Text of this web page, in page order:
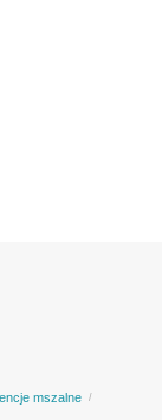
mszalne